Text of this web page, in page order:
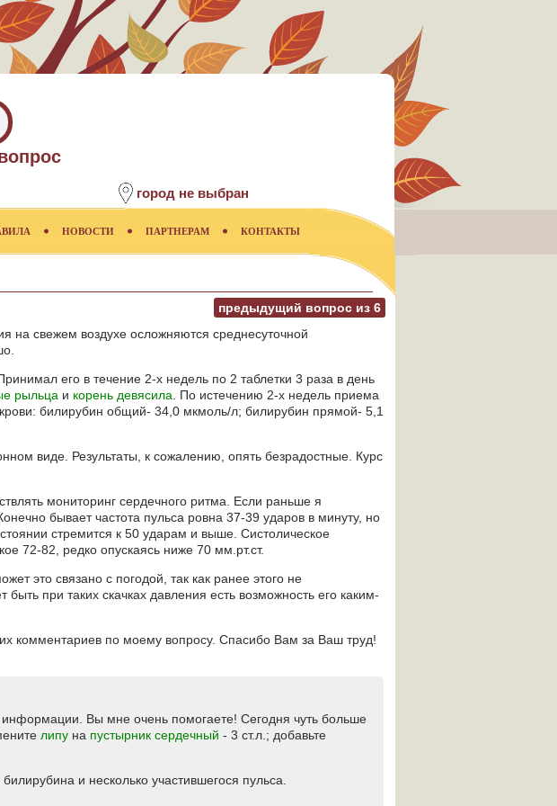
город не выбран
НОВОСТИ ПАРТНЕРАМ КОНТАКТЫ
предыдущий вопрос из 6
на свежем воздухе осложняются среднесуточной
его в течение 2-х недель по 2 таблетки 3 раза в день
рыльца и корень девясила . По истечению 2-х недель приема
билирубин общий- 34,0 мкмоль/л; билирубин прямой- 5,1
виде. Результаты, к сожалению, опять безрадостные. Курс
мониторинг сердечного ритма. Если раньше я
бывает частота пульса ровна 37-39 ударов в минуту, но
стремится к 50 ударам и выше. Систолическое
72-82, редко опускаясь ниже 70 мм.рт.ст.
это связано с погодой, так как ранее этого не
при таких скачках давления есть возможность его каким-
комментариев по моему вопросу. Спасибо Вам за Ваш труд!
Вы мне очень помогаете! Сегодня чуть больше
липу на пустырник сердечный - 3 ст.л.; добавьте
и несколько участившегося пульса.